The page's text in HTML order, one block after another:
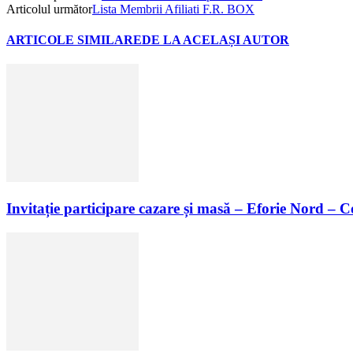
Articolul următorLista Membrii Afiliati F.R. BOX
ARTICOLE SIMILAREDE LA ACELAȘI AUTOR
Invitație participare cazare și masă – Eforie Nord –